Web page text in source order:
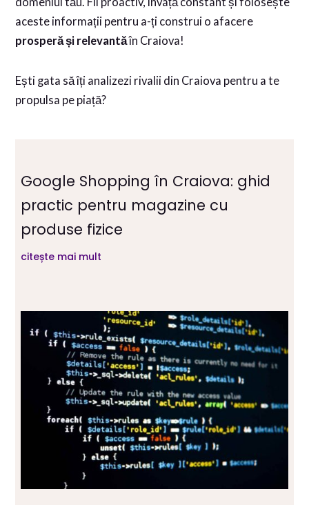
aceste informații pentru a-ți construi o afacere
prosperă și relevantăîn Craiova!
Ești gata să îți analizezi rivalii din Craiova pentru a te
propulsa pe piață?
Google Shopping în Craiova: ghid
practic pentru magazine cu
produse fizice
citește mai mult